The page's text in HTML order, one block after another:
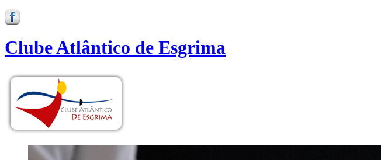
Clube Atlântico de Esgrima